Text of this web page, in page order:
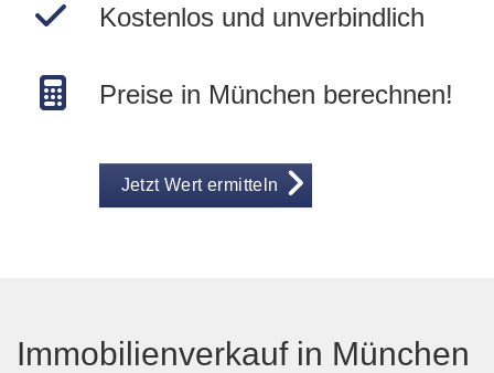
Kostenlos und unverbindlich
Preise in München berechnen!
Jetzt Wert ermitteln
Immobilienverkauf in München